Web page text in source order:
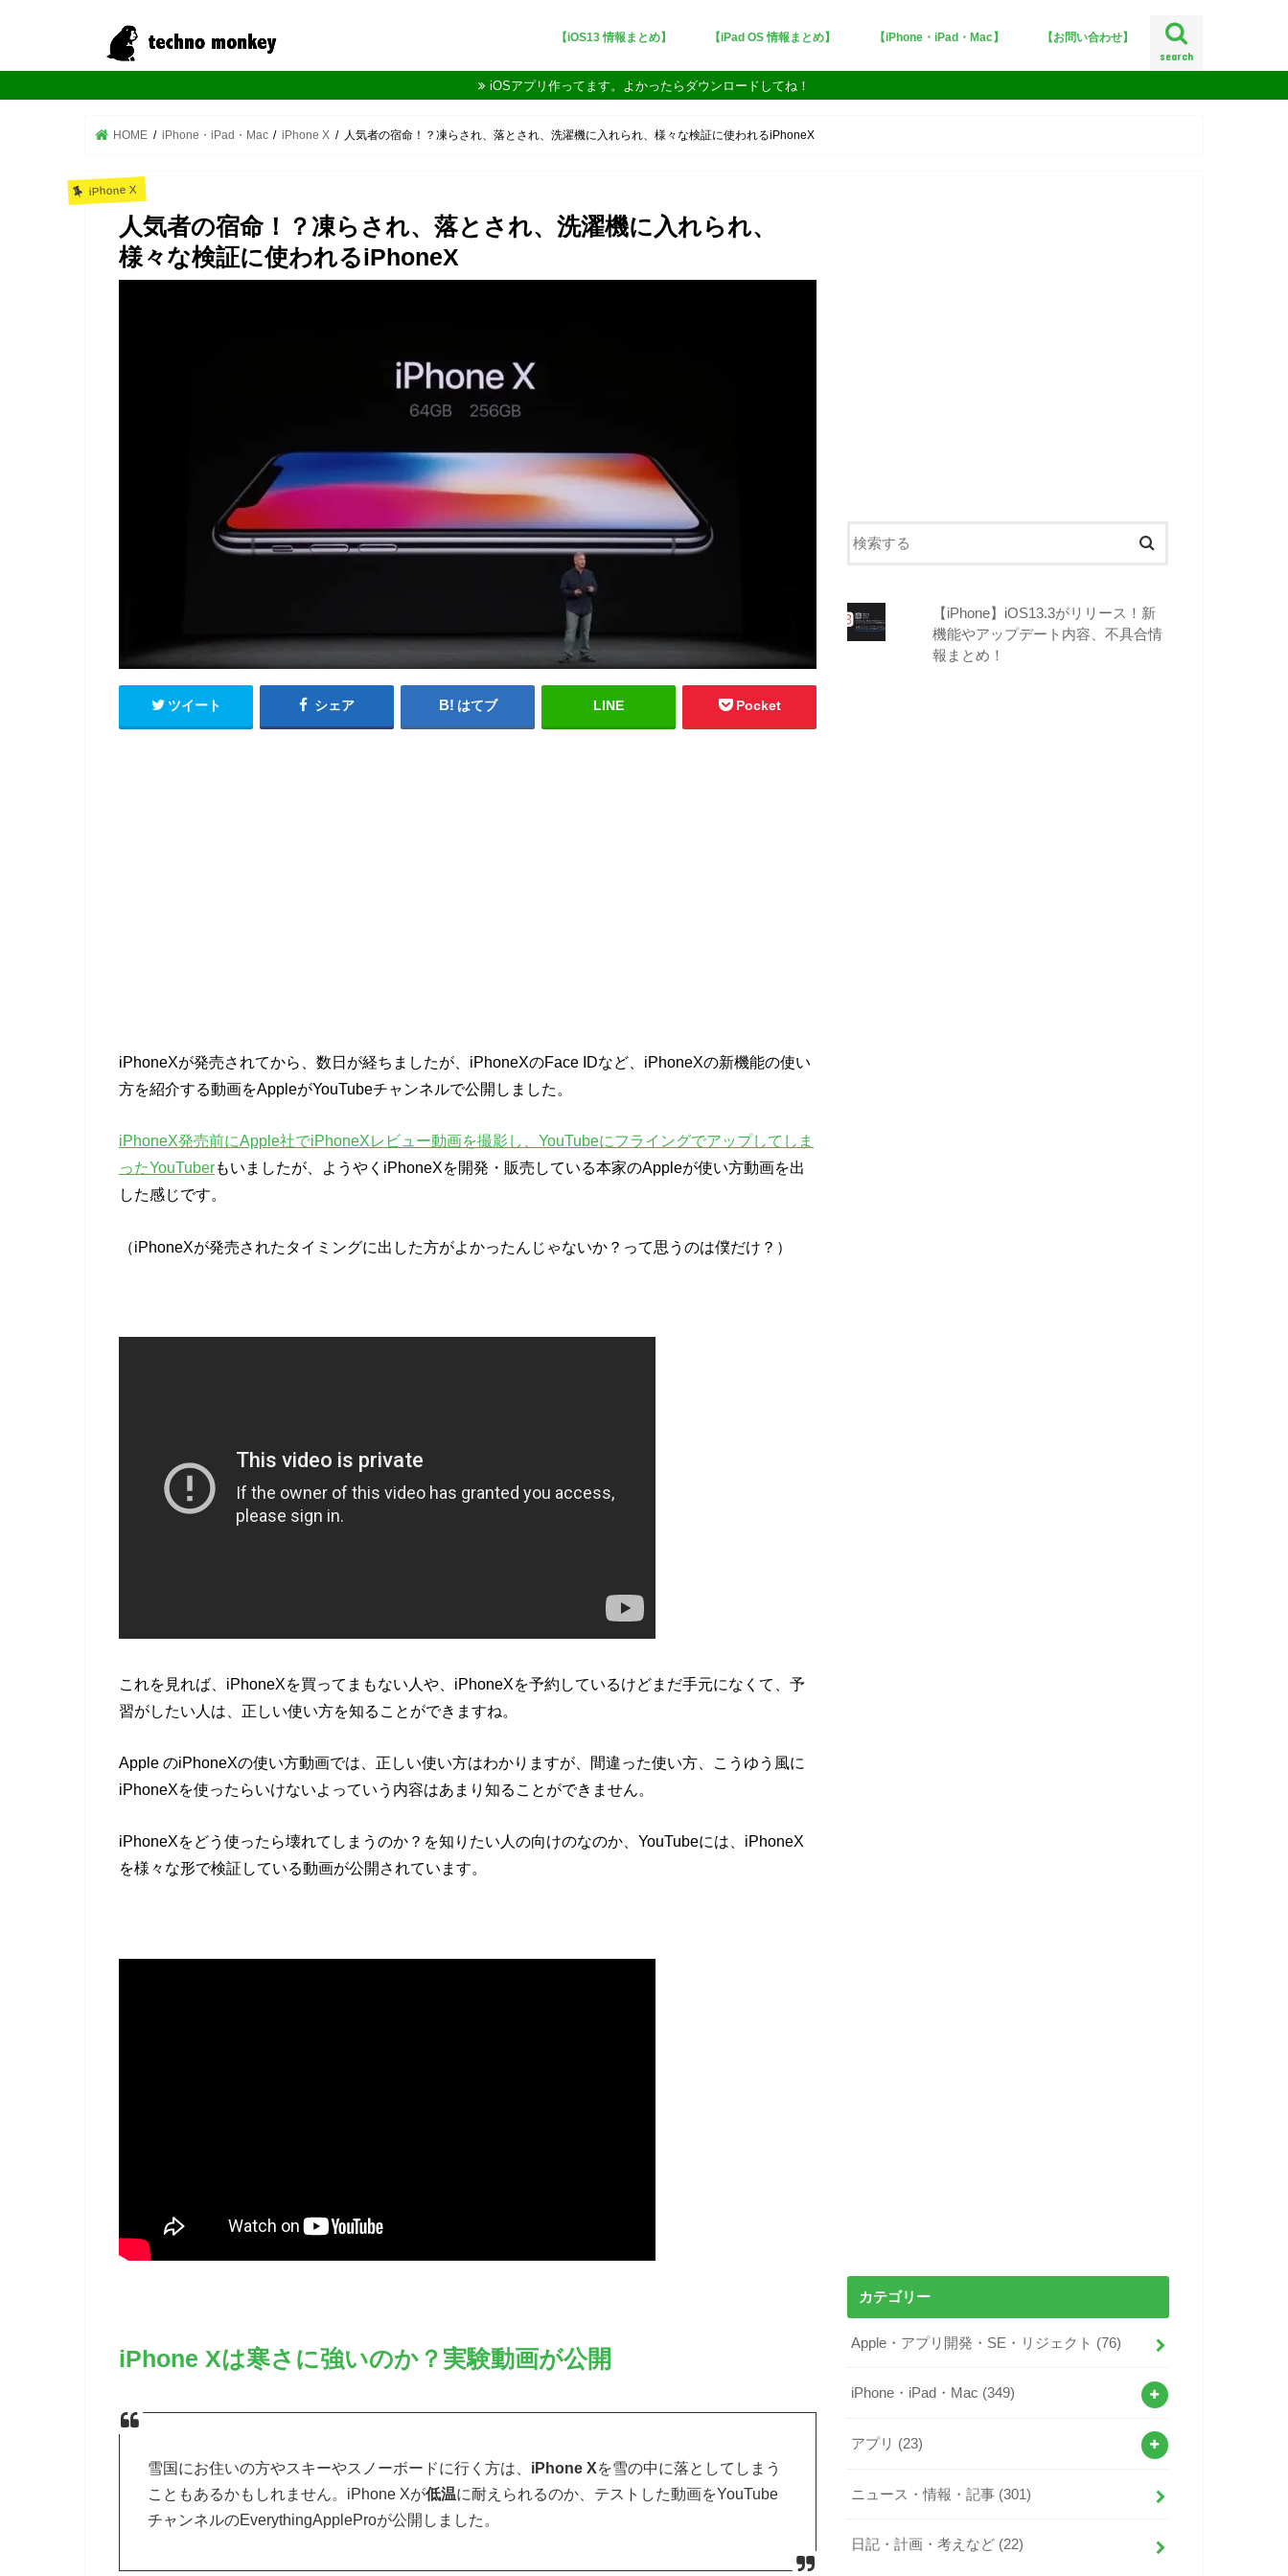
search
【iOS13 情報まとめ】 【iPad OS 情報まとめ】 【iPhone・iPad・Mac】
iPhoneX
iOS12
iOS11
【お問い合わせ】
iOSアプリ作ってます。よかったらダウンロードしてね！
HOME iPhone・iPad・Mac iPhone X 人気者の宿命！？凍らされ、落とされ、洗濯機に入れられ、様々な検証に使われるiPhoneX
iPhone X
人気者の宿命！？凍らされ、落とされ、洗濯機に入れられ、
様々な検証に使われるiPhoneX
ツイート シェア はてブ LINE Pocket
iPhoneXが発売されてから、数日が経ちましたが、iPhoneXのFace IDなど、iPhoneXの新機能の使い
方を紹介する動画をAppleがYouTubeチャンネルで公開しました。
iPhoneX発売前にApple社でiPhoneXレビュー動画を撮影し、YouTubeにフライングでアップしてしま
ったYouTuberもいましたが、ようやくiPhoneXを開発・販売している本家のAppleが使い方動画を出
した感じです。
（iPhoneXが発売されたタイミングに出した方がよかったんじゃないか？って思うのは僕だけ？）
これを見れば、iPhoneXを買ってまもない人や、iPhoneXを予約しているけどまだ手元になくて、予
習がしたい人は、正しい使い方を知ることができますね。
Apple のiPhoneXの使い方動画では、正しい使い方はわかりますが、間違った使い方、こうゆう風に
iPhoneXを使ったらいけないよっていう内容はあまり知ることができません。
iPhoneXをどう使ったら壊れてしまうのか？を知りたい人の向けのなのか、YouTubeには、iPhoneX
を様々な形で検証している動画が公開されています。
iPhone Xは寒さに強いのか？実験動画が公開
雪国にお住いの方やスキーやスノーボードに行く方は、 iPhone Xを雪の中に落としてしまう
こともあるかもしれません。iPhone Xが低温に耐えられるのか、テストした動画をYouTube
チャンネルのEverythingAppleProが公開しました。
【iPhone】iOS13.3がリリース！新
機能やアップデート内容、不具合情
報まとめ！
カテゴリー
Apple・アプリ開発・SE・リジェクト (76)
iPhone・iPad・Mac (349)
アプリ (23)
ニュース・情報・記事 (301)
日記・計画・考えなど (22)